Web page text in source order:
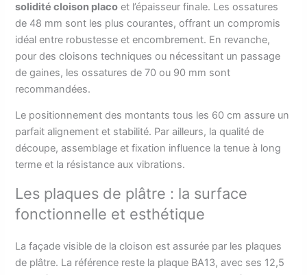
solidité cloison placo et l’épaisseur finale. Les ossatures
de 48 mm sont les plus courantes, offrant un compromis
idéal entre robustesse et encombrement. En revanche,
pour des cloisons techniques ou nécessitant un passage
de gaines, les ossatures de 70 ou 90 mm sont
recommandées.
Le positionnement des montants tous les 60 cm assure un
parfait alignement et stabilité. Par ailleurs, la qualité de
découpe, assemblage et fixation influence la tenue à long
terme et la résistance aux vibrations.
Les plaques de plâtre : la surface
fonctionnelle et esthétique
La façade visible de la cloison est assurée par les plaques
de plâtre. La référence reste la plaque BA13, avec ses 12,5